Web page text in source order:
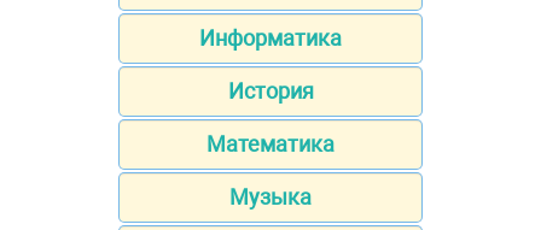
Информатика
История
Математика
Музыка